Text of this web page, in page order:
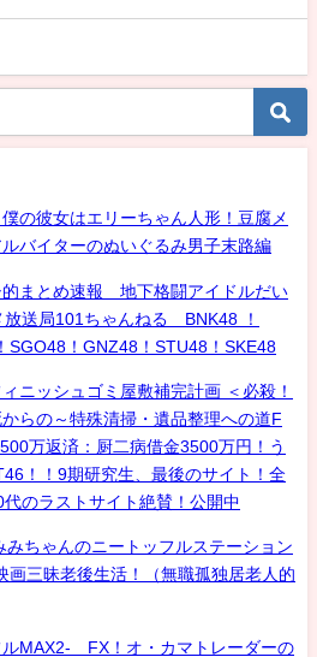
の彼女はエリーちゃん人形！豆腐メ
バイターのぬいぐるみ男子末路編
まとめ速報 地下格闘アイドルだい
送局101ちゃんねる BNK48 ！
SGO48！GNZ48！STU48！SKE48
ニッシュゴミ屋敷補完計画 ＜必殺！
らの～特殊清掃・遺品整理への道F
万返済：厨二病借金3500万円！う
！！9期研究生、最後のサイト！全
のラストサイト絶賛！公開中
みちゃんのニートッフルステーション
画三昧老後生活！（無職孤独居老人的
ルMAX2- FX！オ・カマトレーダーの